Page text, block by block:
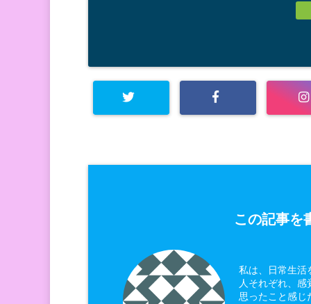
この記事を
私は、日常生活
人それぞれ、
思ったこと感じ